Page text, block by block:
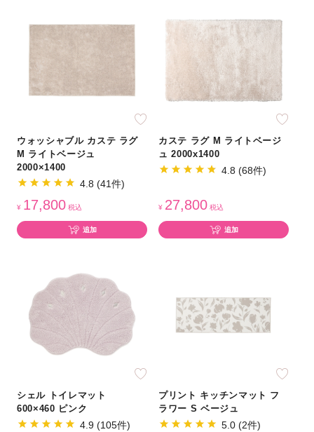
ウォッシャブル カステ ラグ
M ライトベージュ
2000×1400
4.8 (41件)
¥ 17,800 税込
追加
カステ ラグ M ライトベージ
ュ 2000x1400
4.8 (68件)
¥ 27,800 税込
追加
シェル トイレマット
600×460 ピンク
4.9 (105件)
プリント キッチンマット フ
ラワー S ベージュ
5.0 (2件)